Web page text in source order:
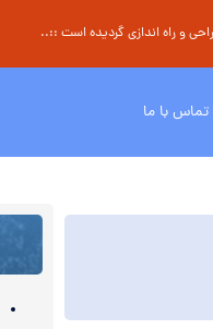
و راه اندازی گردیده است ::..
تماس با ما